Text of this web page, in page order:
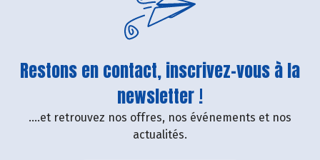
Restons en contact, inscrivez-vous à la
newsletter !
....et retrouvez nos offres, nos événements et nos
actualités.